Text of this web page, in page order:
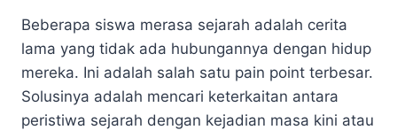
Beberapa siswa merasa sejarah adalah cerita
lama yang tidak ada hubungannya dengan hidup
mereka. Ini adalah salah satu pain point terbesar.
Solusinya adalah mencari keterkaitan antara
peristiwa sejarah dengan kejadian masa kini atau